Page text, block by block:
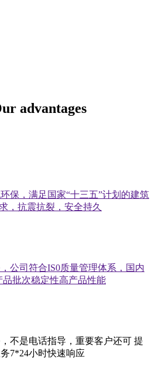
advantages
保，满足国家“十三五”计划的建筑
，抗震抗裂，安全持久
公司符合IS0质量管理体系，国内
品批次稳定性高产品性能
不是电话指导，重要客户还可 提
7*24小时快速响应